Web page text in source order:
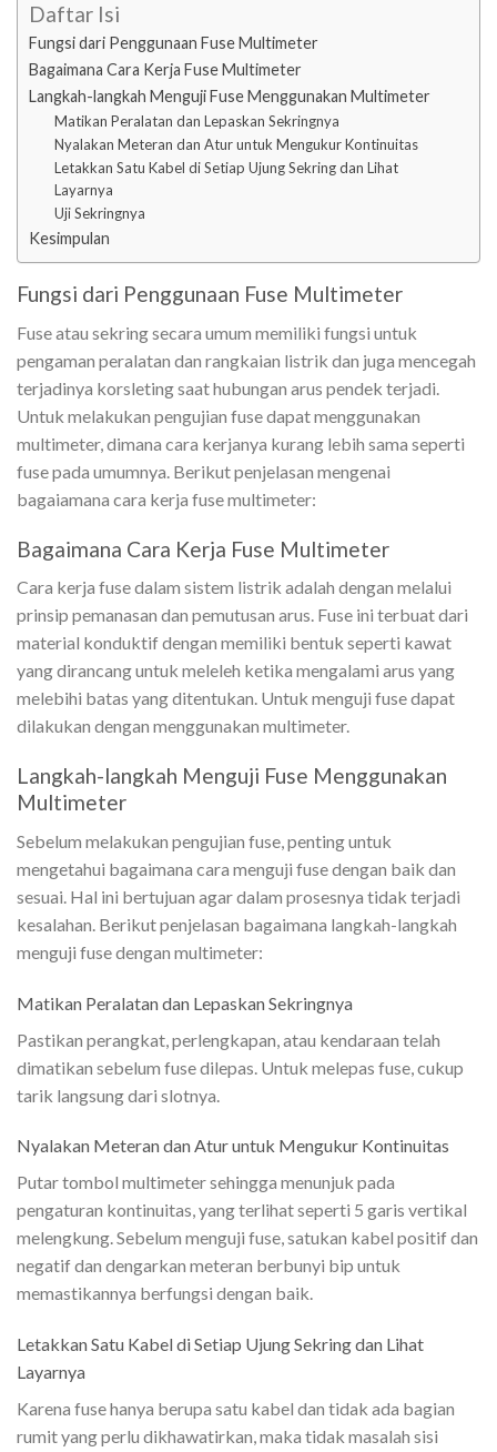
Daftar Isi
Fungsi dari Penggunaan Fuse Multimeter
Bagaimana Cara Kerja Fuse Multimeter
Langkah-langkah Menguji Fuse Menggunakan Multimeter
Matikan Peralatan dan Lepaskan Sekringnya
Nyalakan Meteran dan Atur untuk Mengukur Kontinuitas
Letakkan Satu Kabel di Setiap Ujung Sekring dan Lihat
Layarnya
Uji Sekringnya
Kesimpulan
Fungsi dari Penggunaan Fuse Multimeter
Fuse atau sekring secara umum memiliki fungsi untuk
pengaman peralatan dan rangkaian listrik dan juga mencegah
terjadinya korsleting saat hubungan arus pendek terjadi.
Untuk melakukan pengujian fuse dapat menggunakan
multimeter, dimana cara kerjanya kurang lebih sama seperti
fuse pada umumnya. Berikut penjelasan mengenai
bagaiamana cara kerja fuse multimeter:
Bagaimana Cara Kerja Fuse Multimeter
Cara kerja fuse dalam sistem listrik adalah dengan melalui
prinsip pemanasan dan pemutusan arus. Fuse ini terbuat dari
material konduktif dengan memiliki bentuk seperti kawat
yang dirancang untuk meleleh ketika mengalami arus yang
melebihi batas yang ditentukan. Untuk menguji fuse dapat
dilakukan dengan menggunakan multimeter.
Langkah-langkah Menguji Fuse Menggunakan
Multimeter
Sebelum melakukan pengujian fuse, penting untuk
mengetahui bagaimana cara menguji fuse dengan baik dan
sesuai. Hal ini bertujuan agar dalam prosesnya tidak terjadi
kesalahan. Berikut penjelasan bagaimana langkah-langkah
menguji fuse dengan multimeter:
Matikan Peralatan dan Lepaskan Sekringnya
Pastikan perangkat, perlengkapan, atau kendaraan telah
dimatikan sebelum fuse dilepas. Untuk melepas fuse, cukup
tarik langsung dari slotnya.
Nyalakan Meteran dan Atur untuk Mengukur Kontinuitas
Putar tombol multimeter sehingga menunjuk pada
pengaturan kontinuitas, yang terlihat seperti 5 garis vertikal
melengkung. Sebelum menguji fuse, satukan kabel positif dan
negatif dan dengarkan meteran berbunyi bip untuk
memastikannya berfungsi dengan baik.
Letakkan Satu Kabel di Setiap Ujung Sekring dan Lihat
Layarnya
Karena fuse hanya berupa satu kabel dan tidak ada bagian
rumit yang perlu dikhawatirkan, maka tidak masalah sisi